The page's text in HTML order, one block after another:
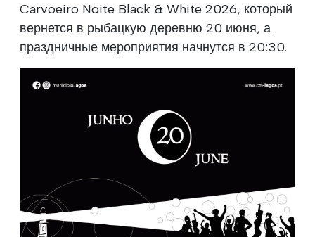
Carvoeiro Noite Black & White 2026, который
вернется в рыбацкую деревню 20 июня, а
праздничные мероприятия начнутся в 20:30.